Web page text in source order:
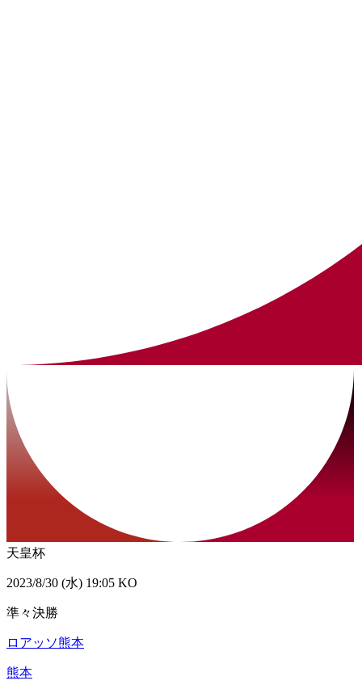
天皇杯
2023/8/30 (水) 19:05 KO
準々決勝
ロアッソ熊本
熊本